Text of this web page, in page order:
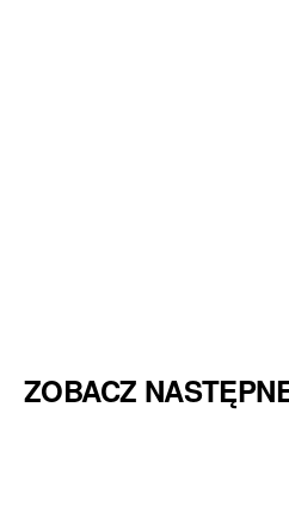
ZOBACZ